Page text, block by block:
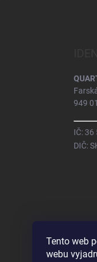
Tento web
webu
949
IČ: 36
DIČ: